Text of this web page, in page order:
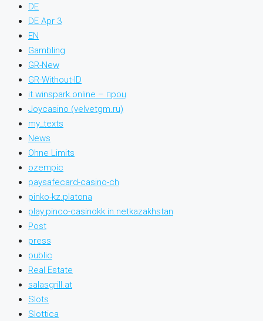
DE
DE Apr 3
EN
Gambling
GR-New
GR-Without-ID
it.winspark.online – проц
Joycasino (velvetgm.ru)
my_texts
News
Ohne Limits
ozempic
paysafecard-casino-ch
pinko-kz.platona
play.pinco-casinokk.in.netkazakhstan
Post
press
public
Real Estate
salasgrill.at
Slots
Slottica